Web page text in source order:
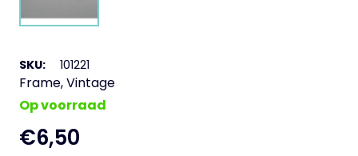
SKU: 101221
Frame,Vintage
Op voorraad
€6,50